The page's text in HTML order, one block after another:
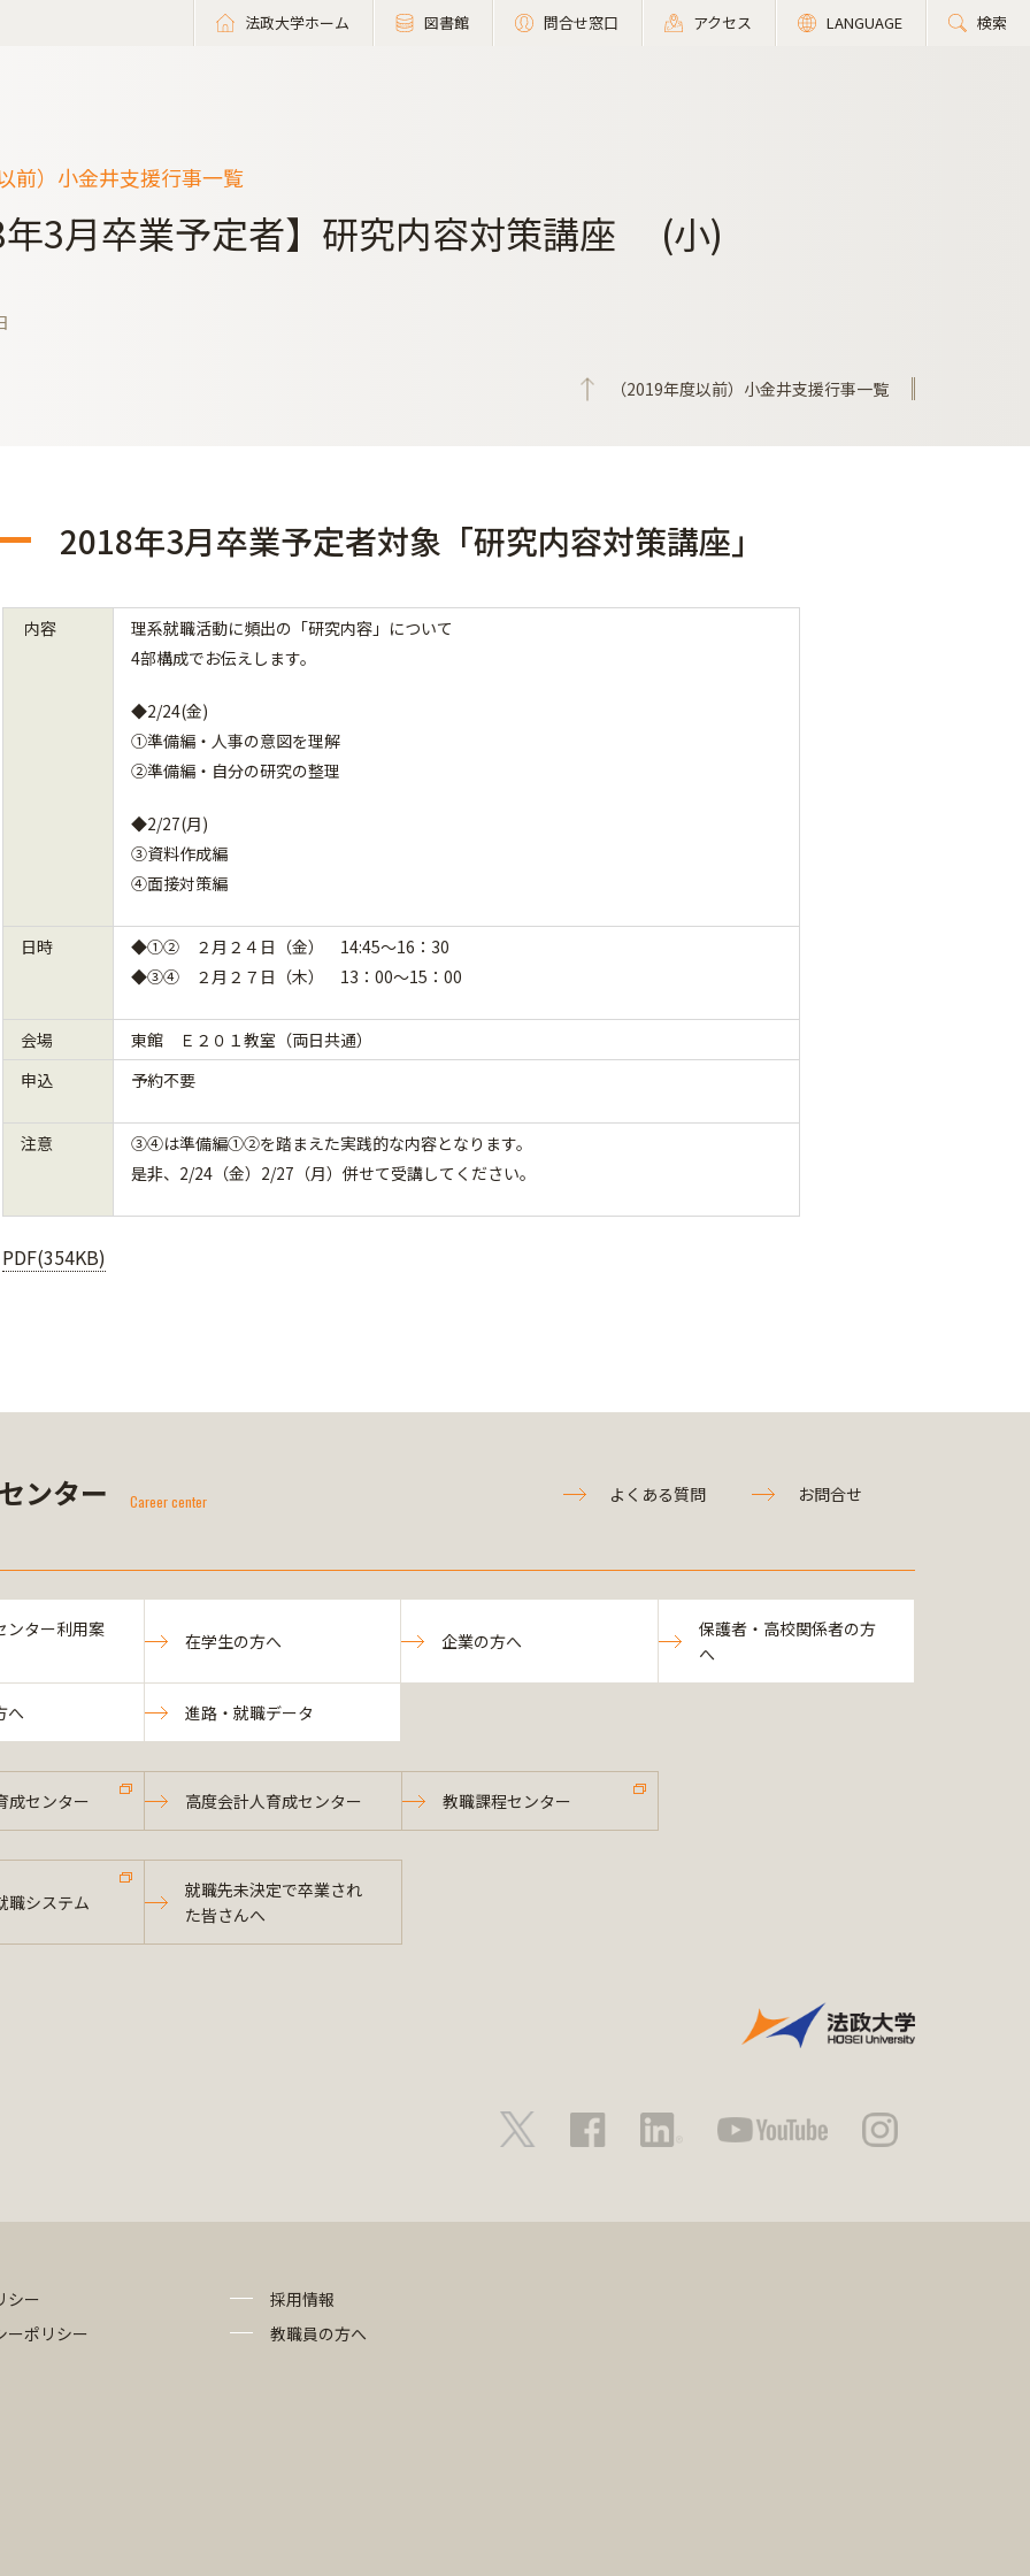
法政大学ホーム 図書館 問合せ窓口 アクセス LANGUAGE 検索
前）小金井支援行事一覧
3月卒業予定者】研究内容対策講座 (小)
（2019年度以前）小金井支援行事一覧
2018年3月卒業予定者対象「研究内容対策講座」
内容
理系就職活動に頻出の「研究内容」について
4部構成でお伝えします。
◆2/24(金)
①準備編・人事の意図を理解
②準備編・自分の研究の整理
◆2/27(月)
③資料作成編
④面接対策編
日時
◆①② ２月２４日（金） 14:45～16：30
◆③④ ２月２７日（木） 13：00～15：00
会場
東館 Ｅ２０１教室（両日共通）
申込
予約不要
注意
③④は準備編①②を踏まえた実践的な内容となります。
是非、2/24（金）2/27（月）併せて受講してください。
PDF(354KB)
ンター Career center よくある質問 お問合せ
ンター利用案
在学生の方へ 企業の方へ
保護者・高校関係者の方
へ
へ 進路・就職データ
成センター 高度会計人育成センター 教職課程センター
職システム
就職先未決定で卒業され
た皆さんへ
シー
ーポリシー
採用情報
教職員の方へ